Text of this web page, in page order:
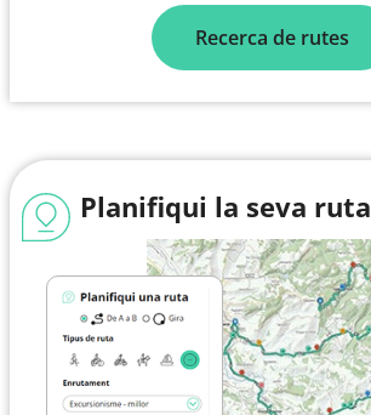
Recerca de rutes
Planifiqui la seva ruta